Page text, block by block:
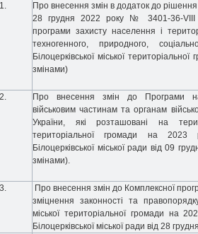
1.
Про внесення змін в додаток до рішення
28 грудня 2022 року № 3401-36-VIII
програми захисту населення і
техногенного, природного,
Білоцерківської міської
змінами)
2.
Про внесення змін до Програми
військовим частинам та органам
України, які розташовані на
територіальної громади на 2023
Білоцерківської міської ради від 09
змінами).
3.
Про внесення змін до Комплексної
зміцнення законності та
міської територіальної громади на
Білоцерківської міської ради від 28